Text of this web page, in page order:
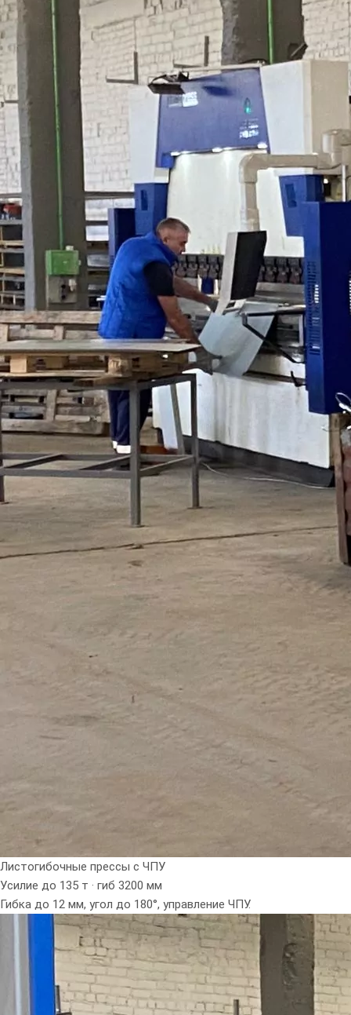
Листогибочные прессы с ЧПУ
Усилие до 135 т · гиб 3200 мм
Гибка до 12 мм, угол до 180°, управление ЧПУ.